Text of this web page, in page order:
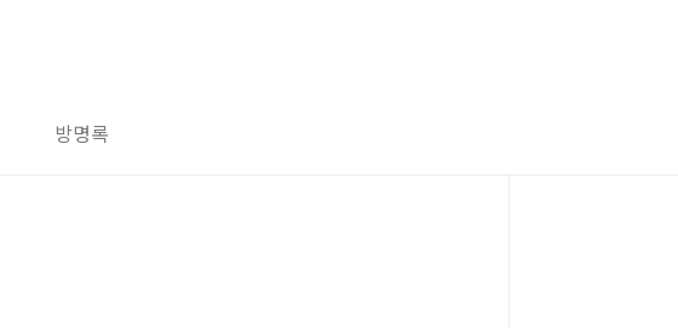
방명록